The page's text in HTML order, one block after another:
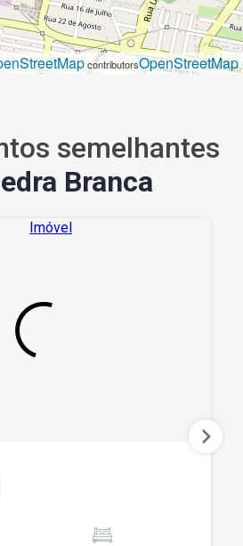
contributorsOpenStreetMap
semelhantes
Branca